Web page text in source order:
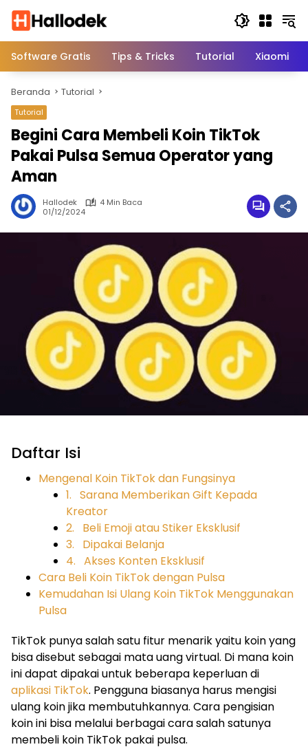
konten
Software Gratis
Tips & Tricks Tutorial Xiaomi
Beranda Tutorial
Tutorial
Begini Cara Membeli Koin TikTok
Pakai Pulsa Semua Operator yang
Aman
Hallodek
4 Min Baca
01/12/2024
Daftar Isi
Mengenal Koin TikTok dan Fungsinya
1. Sarana Memberikan Gift Kepada
Kreator
2. Beli Emoji atau Stiker Eksklusif
3. Dipakai Belanja
4. Akses Konten Eksklusif
Cara Beli Koin TikTok dengan Pulsa
Kemudahan Isi Ulang Koin TikTok Menggunakan
Pulsa
TikTok punya salah satu fitur menarik yaitu koin yang
bisa disebut sebagai mata uang virtual. Di mana koin
ini dapat dipakai untuk beberapa keperluan di
aplikasi TikTok. Pengguna biasanya harus mengisi
ulang koin jika membutuhkannya. Cara pengisian
koin ini bisa melalui berbagai cara salah satunya
membeli koin TikTok pakai pulsa.